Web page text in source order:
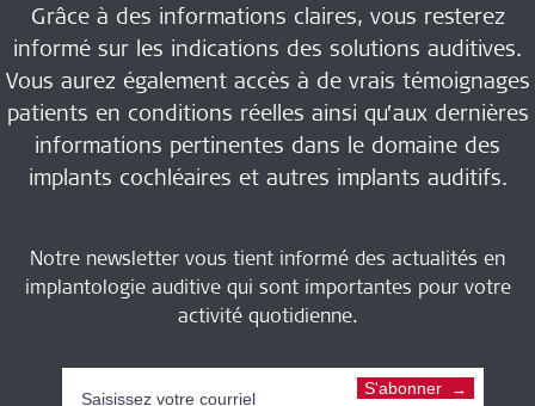
Grâce à des informations claires, vous resterez
informé sur les indications des solutions auditives.
Vous aurez également accès à de vrais témoignages
patients en conditions réelles ainsi qu’aux dernières
informations pertinentes dans le domaine des
implants cochléaires et autres implants auditifs.
Notre newsletter vous tient informé des actualités en
implantologie auditive qui sont importantes pour votre
activité quotidienne.
S'abonner